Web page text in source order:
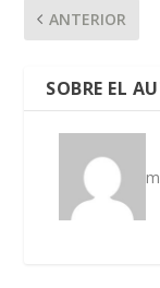
ANTERIOR
SOBRE EL